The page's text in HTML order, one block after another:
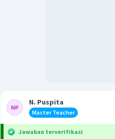
N. Puspita
Master Teacher
Jawaban terverifikasi